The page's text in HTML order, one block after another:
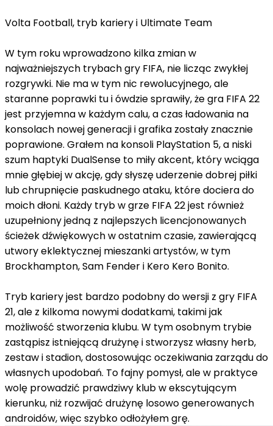
Volta Football, tryb kariery i Ultimate Team
W tym roku wprowadzono kilka zmian w
najważniejszych trybach gry FIFA, nie licząc zwykłej
rozgrywki. Nie ma w tym nic rewolucyjnego, ale
staranne poprawki tu i ówdzie sprawiły, że gra FIFA 22
jest przyjemna w każdym calu, a czas ładowania na
konsolach nowej generacji i grafika zostały znacznie
poprawione. Grałem na konsoli PlayStation 5, a niski
szum haptyki DualSense to miły akcent, który wciąga
mnie głębiej w akcję, gdy słyszę uderzenie dobrej piłki
lub chrupnięcie paskudnego ataku, które dociera do
moich dłoni. Każdy tryb w grze FIFA 22 jest również
uzupełniony jedną z najlepszych licencjonowanych
ścieżek dźwiękowych w ostatnim czasie, zawierającą
utwory eklektycznej mieszanki artystów, w tym
Brockhampton, Sam Fender i Kero Kero Bonito.
Tryb kariery jest bardzo podobny do wersji z gry FIFA
21, ale z kilkoma nowymi dodatkami, takimi jak
możliwość stworzenia klubu. W tym osobnym trybie
zastąpisz istniejącą drużynę i stworzysz własny herb,
zestaw i stadion, dostosowując oczekiwania zarządu do
własnych upodobań. To fajny pomysł, ale w praktyce
wolę prowadzić prawdziwy klub w ekscytującym
kierunku, niż rozwijać drużynę losowo generowanych
androidów, więc szybko odłożyłem grę.